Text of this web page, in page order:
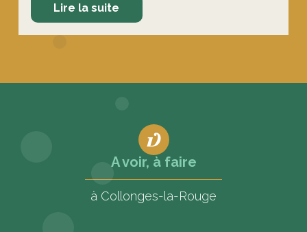
Lire la suite
A voir, à faire
à Collonges-la-Rouge